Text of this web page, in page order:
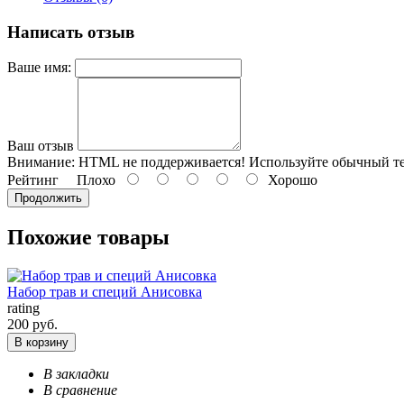
Написать отзыв
Ваше имя:
Ваш отзыв
Внимание: HTML не поддерживается! Используйте обычный
Рейтинг Плохо Хорошо
Продолжить
Похожие товары
Набор трав и специй Анисовка
rating
200 руб.
В корзину
В закладки
В сравнение